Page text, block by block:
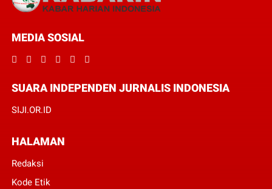
MEDIA SOSIAL
SUARA INDEPENDEN JURNALIS INDONESIA
SIJI.OR.ID
HALAMAN
Redaksi
Kode Etik